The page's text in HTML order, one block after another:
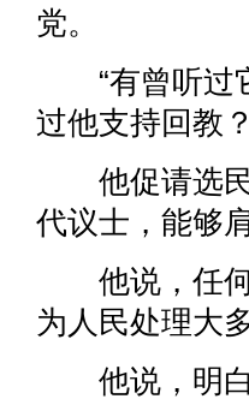
党。
“有曾听过它
过他支持回教
他促请选民
代议士，能够
他说，任何
为人民处理大
他说，明白